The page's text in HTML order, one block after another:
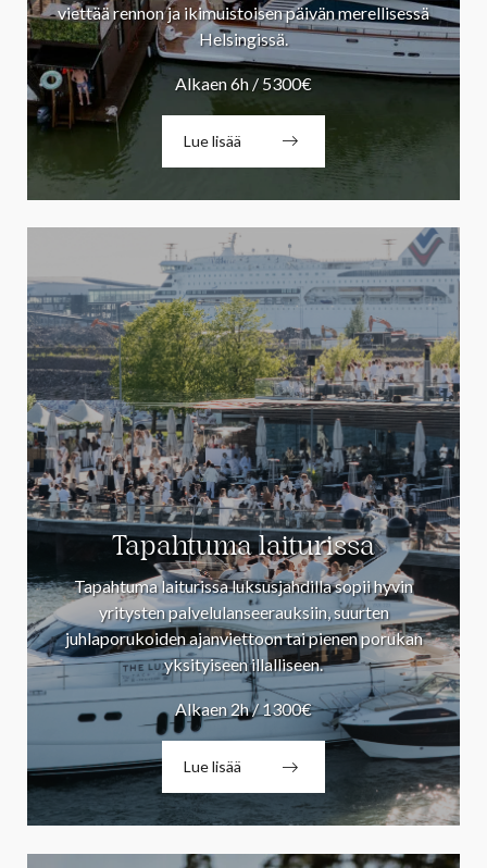
viettää rennon ja ikimuistoisen päivän merellisessä
Helsingissä.
Alkaen 6h / 5300€
Lue lisää
Tapahtuma laiturissa
Tapahtuma laiturissa luksusjahdilla sopii hyvin
yritysten palvelulanseerauksiin, suurten
juhlaporukoiden ajanviettoon tai pienen porukan
yksityiseen illalliseen.
Alkaen 2h / 1300€
Lue lisää